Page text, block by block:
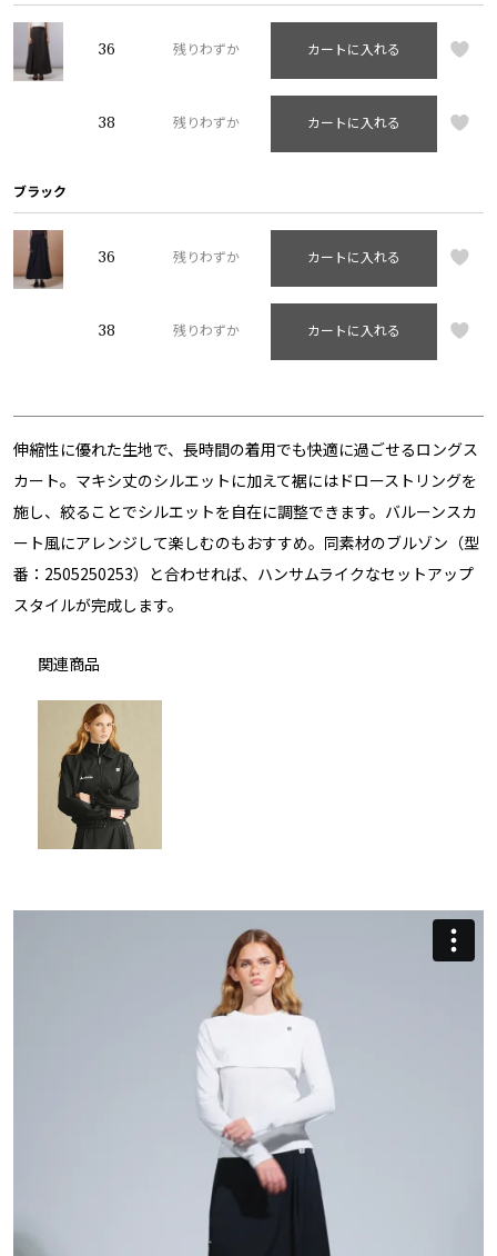
36 残りわずか カートに入れる
38 残りわずか カートに入れる
ブラック
36 残りわずか カートに入れる
38 残りわずか カートに入れる
伸縮性に優れた生地で、長時間の着用でも快適に過ごせるロングス
カート。マキシ丈のシルエットに加えて裾にはドローストリングを
施し、絞ることでシルエットを自在に調整できます。バルーンスカ
ート風にアレンジして楽しむのもおすすめ。同素材のブルゾン（型
番：2505250253）と合わせれば、ハンサムライクなセットアップ
スタイルが完成します。
関連商品